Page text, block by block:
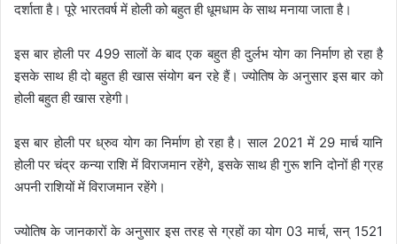
दर्शाता है। पूरे भारतवर्ष में होली को बहुत ही धूमधाम के साथ मनाया जाता है।
इस बार होली पर 499 सालों के बाद एक बहुत ही दुर्लभ योग का निर्माण हो रहा है
इसके साथ ही दो बहुत ही खास संयोग बन रहे हैं। ज्योतिष के अनुसार इस बार को
होली बहुत ही खास रहेगी।
इस बार होली पर ध्रुव योग का निर्माण हो रहा है। साल 2021 में 29 मार्च यानि
होली पर चंद्र कन्या राशि में विराजमान रहेंगे, इसके साथ ही गुरू शनि दोनों ही ग्रह
अपनी राशियों में विराजमान रहेंगे।
ज्योतिष के जानकारों के अनुसार इस तरह से ग्रहों का योग 03 मार्च, सन् 1521